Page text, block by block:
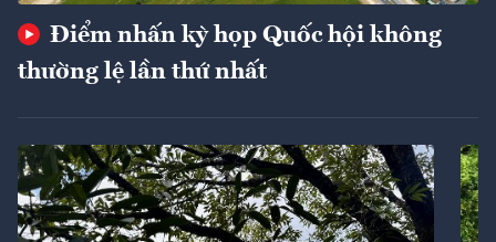
Điểm nhấn kỳ họp Quốc hội không
thường lệ lần thứ nhất